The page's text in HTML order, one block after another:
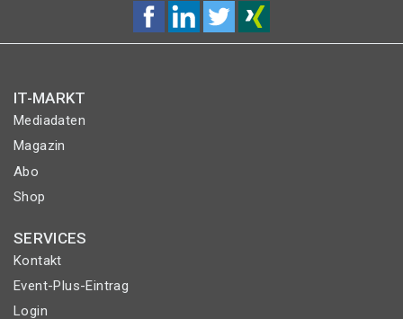
IT-MARKT
Mediadaten
Magazin
Abo
Shop
SERVICES
Kontakt
Event-Plus-Eintrag
Login